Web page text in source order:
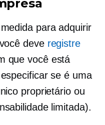
para adquirir
deve registre
que você está
se é uma
proprietário ou
limitada).